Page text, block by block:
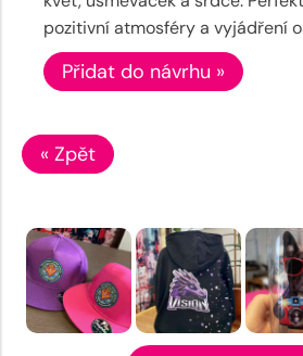
pozitivní atmosféry a vyjádření
Přidat do návrhu »
« Zpět